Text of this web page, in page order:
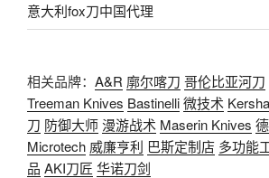
意大利fox刀中国代理
相关品牌： A&R 廓尔喀刀 哥伦比亚河刀
Treeman Knives Bastinelli微技术
刀 防御大师漫游战术 Maserin Knives
Microtech 威廉亨利 巴斯定制店 多功能
品 AKI刀匠 华诺刀剑